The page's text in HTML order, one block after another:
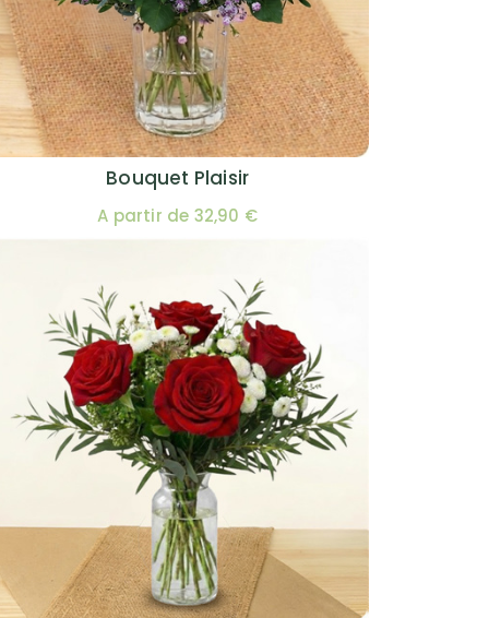
Bouquet Plaisir
A partir de 32,90 €